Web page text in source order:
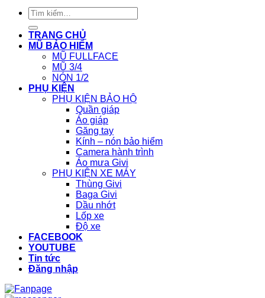
Tìm
kiếm:
TRANG CHỦ
MŨ BẢO HIỂM
MŨ FULLFACE
MŨ 3/4
NÓN 1/2
PHỤ KIỆN
PHỤ KIỆN BẢO HỘ
Quần giáp
Áo giáp
Găng tay
Kính – nón bảo hiểm
Camera hành trình
Áo mưa Givi
PHỤ KIỆN XE MÁY
Thùng Givi
Baga Givi
Dầu nhớt
Lốp xe
Độ xe
FACEBOOK
YOUTUBE
Tin tức
Đăng nhập